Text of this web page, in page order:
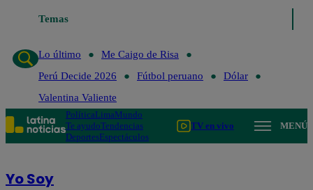
Temas
Lo último
Lo último
Me Caigo de Risa
Perú Decide 2026
Fútbol peruano
Dólar
Valentina Valiente
PolíticaLimaMundo
Te ayudoTendencias
DeportesEspectáculos
TV en vivo MENÚ
Yo Soy